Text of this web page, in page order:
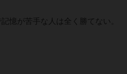
憶が苦手な人は全く勝てない。